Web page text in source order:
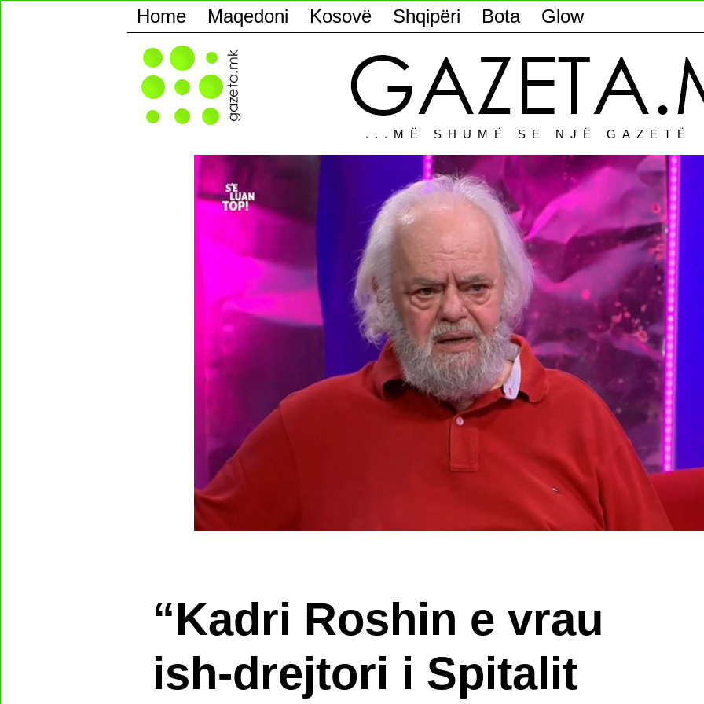
Home Maqedoni Kosovë Shqipëri Bota Glow
...MË SHUMË SE NJË GAZETË
“Kadri Roshin e vrau
ish-drejtori i Spitalit